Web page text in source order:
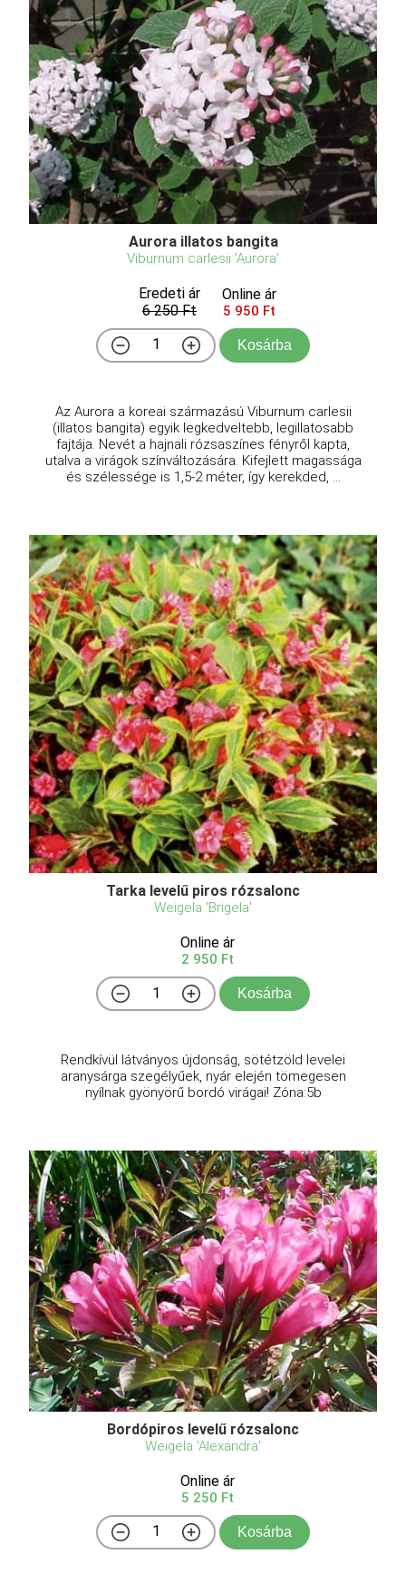
Aurora illatos bangita
Viburnum carlesii 'Aurora'
Eredeti ár
6 250 Ft
Online ár
5 950 Ft
Kosárba
Az Aurora a koreai származású Viburnum carlesii
(illatos bangita) egyik legkedveltebb, legillatosabb
fajtája. Nevét a hajnali rózsaszínes fényről kapta,
utalva a virágok színváltozására. Kifejlett magassága
és szélessége is 1,5-2 méter, így kerekded, ...
Tarka levelű piros rózsalonc
Weigela 'Brigela'
Online ár
2 950 Ft
Kosárba
Rendkívül látványos újdonság, sötétzöld levelei
aranysárga szegélyűek, nyár elején tömegesen
nyílnak gyönyörű bordó virágai! Zóna:5b
Bordópiros levelű rózsalonc
Weigela 'Alexandra'
Online ár
5 250 Ft
Kosárba